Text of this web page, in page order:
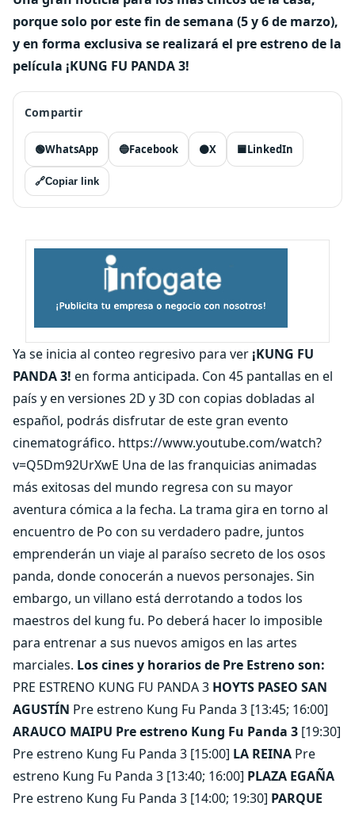
porque solo por este fin de semana (5 y 6 de marzo),
y en forma exclusiva se realizará el pre estreno de la
película ¡KUNG FU PANDA 3!
Compartir
🟢WhatsApp 🔵Facebook ⚫X 🟦LinkedIn
🔗Copiar link
Ya se inicia al conteo regresivo para ver ¡KUNG FU
PANDA 3! en forma anticipada. Con 45 pantallas en el
país y en versiones 2D y 3D con copias dobladas al
español, podrás disfrutar de este gran evento
cinematográfico. https://www.youtube.com/watch?
v=Q5Dm92UrXwE Una de las franquicias animadas
más exitosas del mundo regresa con su mayor
aventura cómica a la fecha. La trama gira en torno al
encuentro de Po con su verdadero padre, juntos
emprenderán un viaje al paraíso secreto de los osos
panda, donde conocerán a nuevos personajes. Sin
embargo, un villano está derrotando a todos los
maestros del kung fu. Po deberá hacer lo imposible
para entrenar a sus nuevos amigos en las artes
marciales. Los cines y horarios de Pre Estreno son:
PRE ESTRENO KUNG FU PANDA 3 HOYTS PASEO SAN
AGUSTÍN Pre estreno Kung Fu Panda 3 [13:45; 16:00]
ARAUCO MAIPU Pre estreno Kung Fu Panda 3 [19:30]
Pre estreno Kung Fu Panda 3 [15:00] LA REINA Pre
estreno Kung Fu Panda 3 [13:40; 16:00] PLAZA EGAÑA
Pre estreno Kung Fu Panda 3 [14:00; 19:30] PARQUE